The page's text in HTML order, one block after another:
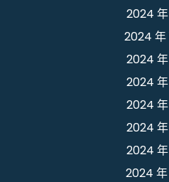
2024 年
2024 年
2024
2024
2024
2024
2024
2024